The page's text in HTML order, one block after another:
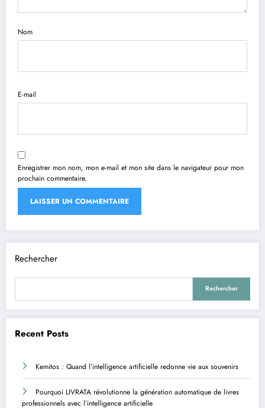
Nom
E-mail
Enregistrer mon nom, mon e-mail et mon site dans le navigateur pour mon
prochain commentaire.
Rechercher
Rechercher
Recent Posts
Kemitos : Quand l’intelligence artificielle redonne vie aux souvenirs
Pourquoi LIVRATA révolutionne la génération automatique de livres
professionnels avec l’intelligence artificielle